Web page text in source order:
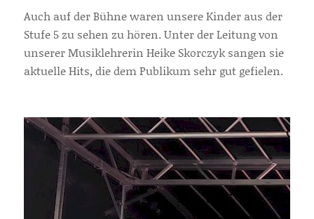
Auch auf der Bühne waren unsere Kinder aus der
Stufe 5 zu sehen zu hören. Unter der Leitung von
unserer Musiklehrerin Heike Skorczyk sangen sie
aktuelle Hits, die dem Publikum sehr gut gefielen.